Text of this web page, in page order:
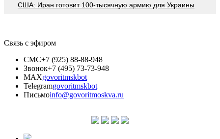
США: Иран готовит 100-тысячную армию для Украины
Связь с эфиром
СМС+7 (925) 88-88-948
Звонок+7 (495) 73-73-948
MAXgovoritmskbot
Telegramgovoritmskbot
Письмоinfo@govoritmoskva.ru